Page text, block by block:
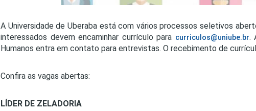
A Universidade de Uberaba está com vários processos seletivos
interessados devem encaminhar currículo para curriculos@uniube.br.
Humanos entra em contato para entrevistas. O recebimento de
Confira as vagas abertas:
LÍDER DE ZELADORIA